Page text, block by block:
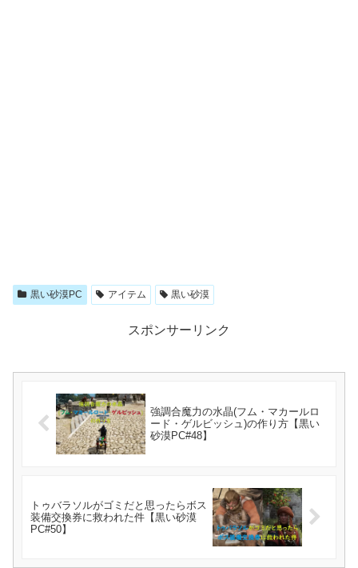
黒い砂漠PC アイテム 黒い砂漠
スポンサーリンク
強調合魔力の水晶(フム・マカールロ
ード・ゲルビッシュ)の作り方【黒い
砂漠PC#48】
トゥバラソルがゴミだと思ったらボス
装備交換券に救われた件【黒い砂漠
PC#50】